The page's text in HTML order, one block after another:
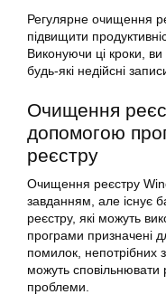
Регулярне очищення
підвищити
Виконуючи ці кроки,
будь-які недійсні
Очищення
допомогою
реєстру
Очищення реєстру
завданням, але існує
реєстру, які можуть
програми призначені
помилок, непотрібних
можуть сповільнювати
проблеми.